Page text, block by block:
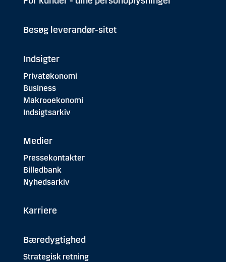
Besøg leverandør-sitet
Indsigter
Privatøkonomi
Business
Makrooekonomi
Indsigtsarkiv
Medier
Pressekontakter
Billedbank
Nyhedsarkiv
Karriere
Bæredygtighed
Strategisk retning